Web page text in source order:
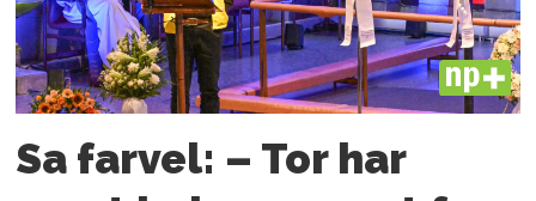
PLUS
Sa farvel: – Tor har